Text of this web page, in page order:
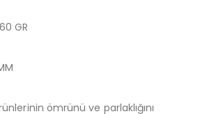
GR
ömrünü ve parlaklığını